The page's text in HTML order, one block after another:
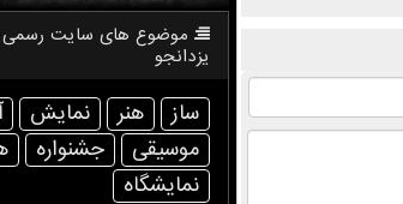
موضوع های سایت
یزدانجو
ساز هنر نمایش
موسیقی
جشنواره
نمایشگاه